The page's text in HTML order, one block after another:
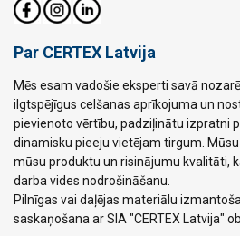
Par CERTEX Latvija
Mēs esam vadošie eksperti savā
ilgtspējīgus celšanas aprīkojuma un
pievienoto vērtību, padziļinātu izpratni
dinamisku pieeju vietējam tirgum.
mūsu produktu un risinājumu kvalitāti,
darba vides nodrošināšanu.
Pilnīgas vai daļējas materiālu
saskaņošana ar SIA "CERTEX Latvija"